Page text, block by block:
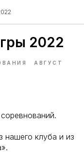
2022
АВГУСТ
нашего клуба и из